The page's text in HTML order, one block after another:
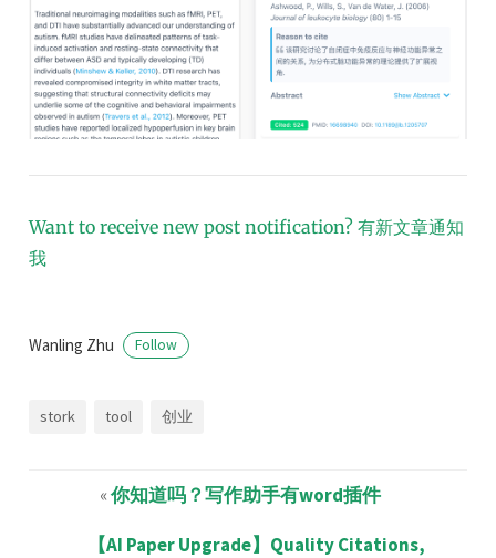
Want to receive new post notification? 有新文章通知
我
Wanling Zhu Follow
stork tool 创业
«你知道吗？写作助手有word插件
【AI Paper Upgrade】Quality Citations,